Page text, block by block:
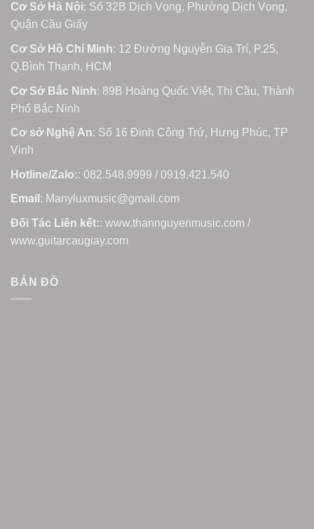
Cơ Sở Hà Nội: Số 32B Dịch Vọng, Phường Dịch Vọng,
Quận Cầu Giấy
Cơ Sở Hồ Chí Minh: 12 Đường Nguyễn Gia Trí, P.25,
Q.Bình Thạnh, HCM
Cơ Sở Bắc Ninh: 89B Hoàng Quốc Việt, Thị Cầu, Thành
Phố Bắc Ninh
Cơ sở Nghệ An: Số 16 Đinh Công Trứ, Hưng Phúc, TP
Vinh
Hotline/Zalo:: 082.548.9999 / 0919.421.540
Email : Manyluxmusic@gmail.com
Đối Tác Liên kết:: www.thannguyenmusic.com /
www.guitarcaugiay.com
BẢN ĐỒ